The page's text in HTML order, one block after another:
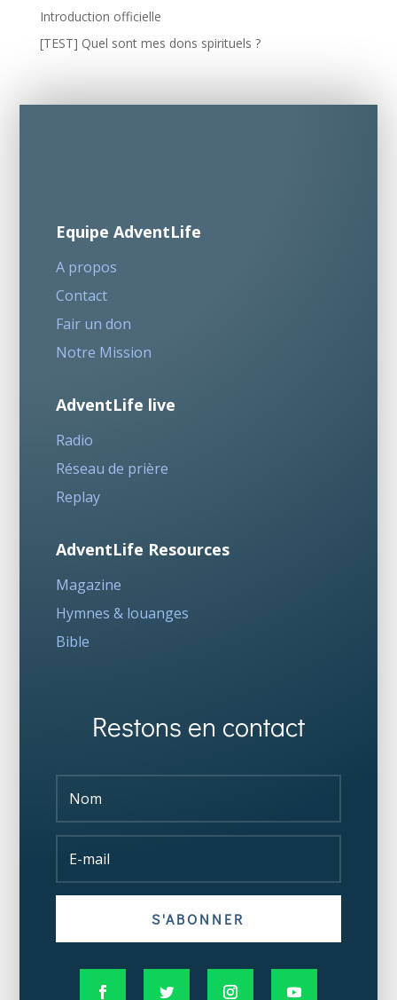
Introduction officielle
[TEST] Quel sont mes dons spirituels ?
Equipe AdventLife
A propos
Contact
Fair un don
Notre Mission
AdventLife live
Radio
Réseau de prière
Replay
AdventLife Resources
Magazine
Hymnes & louanges
Bible
Restons en contact
S'ABONNER